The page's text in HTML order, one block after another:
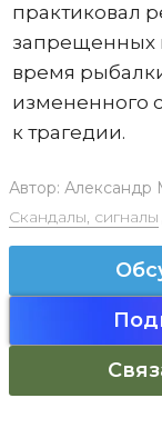
практиковал
запрещенных
время
измененного
к трагедии.
Автор: Александр
Скандалы, сигналы